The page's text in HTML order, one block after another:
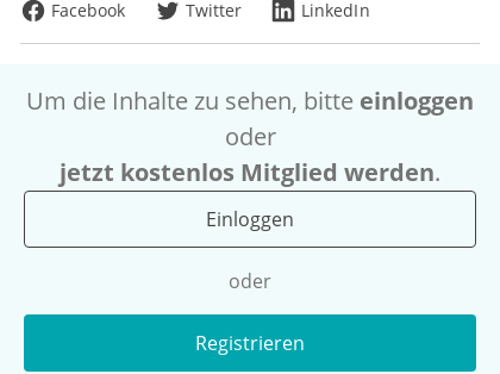
Facebook
Twitter LinkedIn
Um die Inhalte zu sehen, bitte einloggen
oder
jetzt kostenlos Mitglied werden.
Einloggen
oder
Registrieren